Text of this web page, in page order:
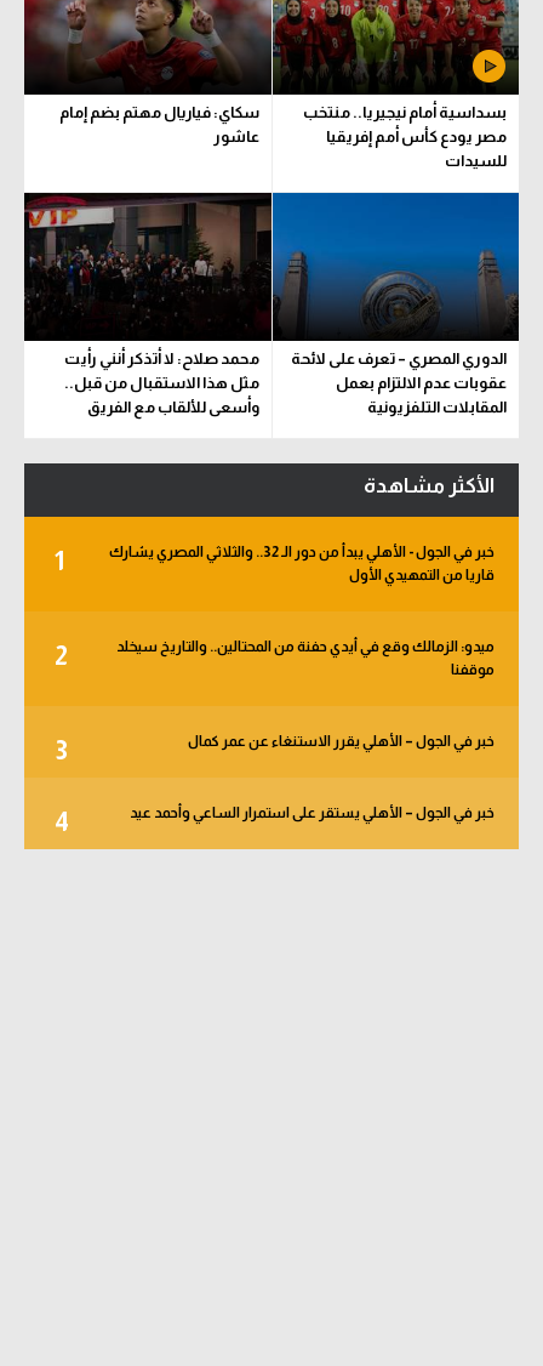
بسداسية أمام نيجيريا.. منتخب
مصر يودع كأس أمم إفريقيا
للسيدات
سكاي: فياريال مهتم بضم إمام
عاشور
الدوري المصري – تعرف على لائحة
عقوبات عدم الالتزام بعمل
المقابلات التلفزيونية
محمد صلاح: لا أتذكر أنني رأيت
مثل هذا الاستقبال من قبل..
وأسعى للألقاب مع الفريق
الأكثر مشاهدة
1
خبر في الجول - الأهلي يبدأ من دور الـ 32.. والثلاثي المصري يشارك
قاريا من التمهيدي الأول
2
ميدو: الزمالك وقع في أيدي حفنة من المحتالين.. والتاريخ سيخلد
موقفنا
3 خبر في الجول – الأهلي يقرر الاستنغاء عن عمر كمال
4 خبر في الجول – الأهلي يستقر على استمرار الساعي وأحمد عيد